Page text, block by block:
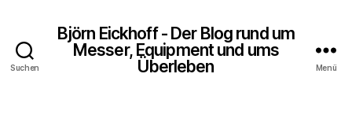
Suchen
Björn Eickhoff - Der Blog rund um
Messer, Equipment und ums
Überleben
Menü